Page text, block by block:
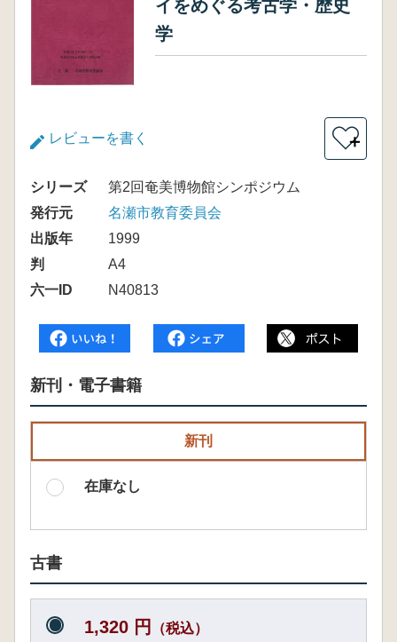
イをめぐる考古学・歴史
学
レビューを書く ＋
シリーズ
第2回奄美博物館シンポジウム
発行元
名瀬市教育委員会
出版年
1999
判
A4
六一ID
N40813
新刊・電子書籍
新刊
在庫なし
古書
1,320 円 （税込）